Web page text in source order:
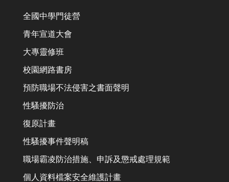
全國中學門徒營
青年宣道大會
大專靈修班
校園網路書房
預防職場不法侵害之書面聲明
性騷擾防治
復原計畫
性騷擾事件聲明稿
職場霸凌防治措施、申訴及懲戒處理規範
個人資料檔案安全維護計畫